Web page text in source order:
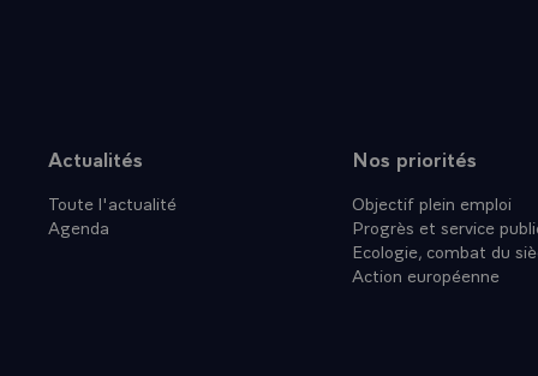
diminuer
dette en
une bonne
- Quant à
unilatérale.
position du
favorable
que des
Plan du site
Actualités
Toute l'actualité
Agenda
Nos priorités
Objectif plein emploi
Progrès et service
Ecologie, combat du
Action européenne